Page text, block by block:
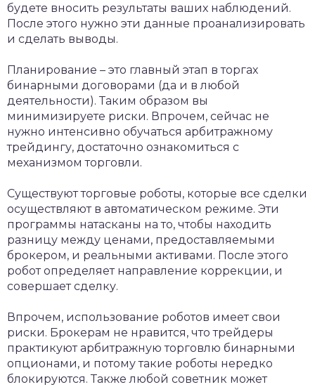
будете вносить результаты ваших наблюдений.
После этого нужно эти данные проанализировать
и сделать выводы.
Планирование – это главный этап в торгах
бинарными договорами (да и в любой
деятельности). Таким образом вы
минимизируете риски. Впрочем, сейчас не
нужно интенсивно обучаться арбитражному
трейдингу, достаточно ознакомиться с
механизмом торговли.
Существуют торговые роботы, которые все сделки
осуществляют в автоматическом режиме. Эти
программы натасканы на то, чтобы находить
разницу между ценами, предоставляемыми
брокером, и реальными активами. После этого
робот определяет направление коррекции, и
совершает сделку.
Впрочем, использование роботов имеет свои
риски. Брокерам не нравится, что трейдеры
практикуют арбитражную торговлю бинарными
опционами, и потому такие роботы нередко
блокируются. Также любой советник может